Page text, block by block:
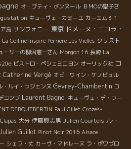
オ・プティ・ボンヌール ＢＭОの聖子さ
キューヴェ・カミーユ カーエム３１
島 サンフォニー 東京 ドメーヌ・ニコラ・
La Colline Inspiré Perriere Les Vielles クリスト
ーサーの柳沼憲一さん Morgon 16 長崎 La
ビストロ・ペシェミニヨン オーリック社 コ
Catherine Vergé オビ・ワイン・ケノビュル
・ルイ・ウジェンヌ Gevrey-Chambertin コ
コンブ Laurent Bagnol キューヴェ・デ・フー
DEBOUTBERTIN Paul Gillet Crozes-
大分 伊藤與志男 Julien Courtois ル・
Julien Guillot Pinot Noir 2016 Alsace
シェフ・丈 カーヴ・マドレーヌ ラ・ポワヴロ